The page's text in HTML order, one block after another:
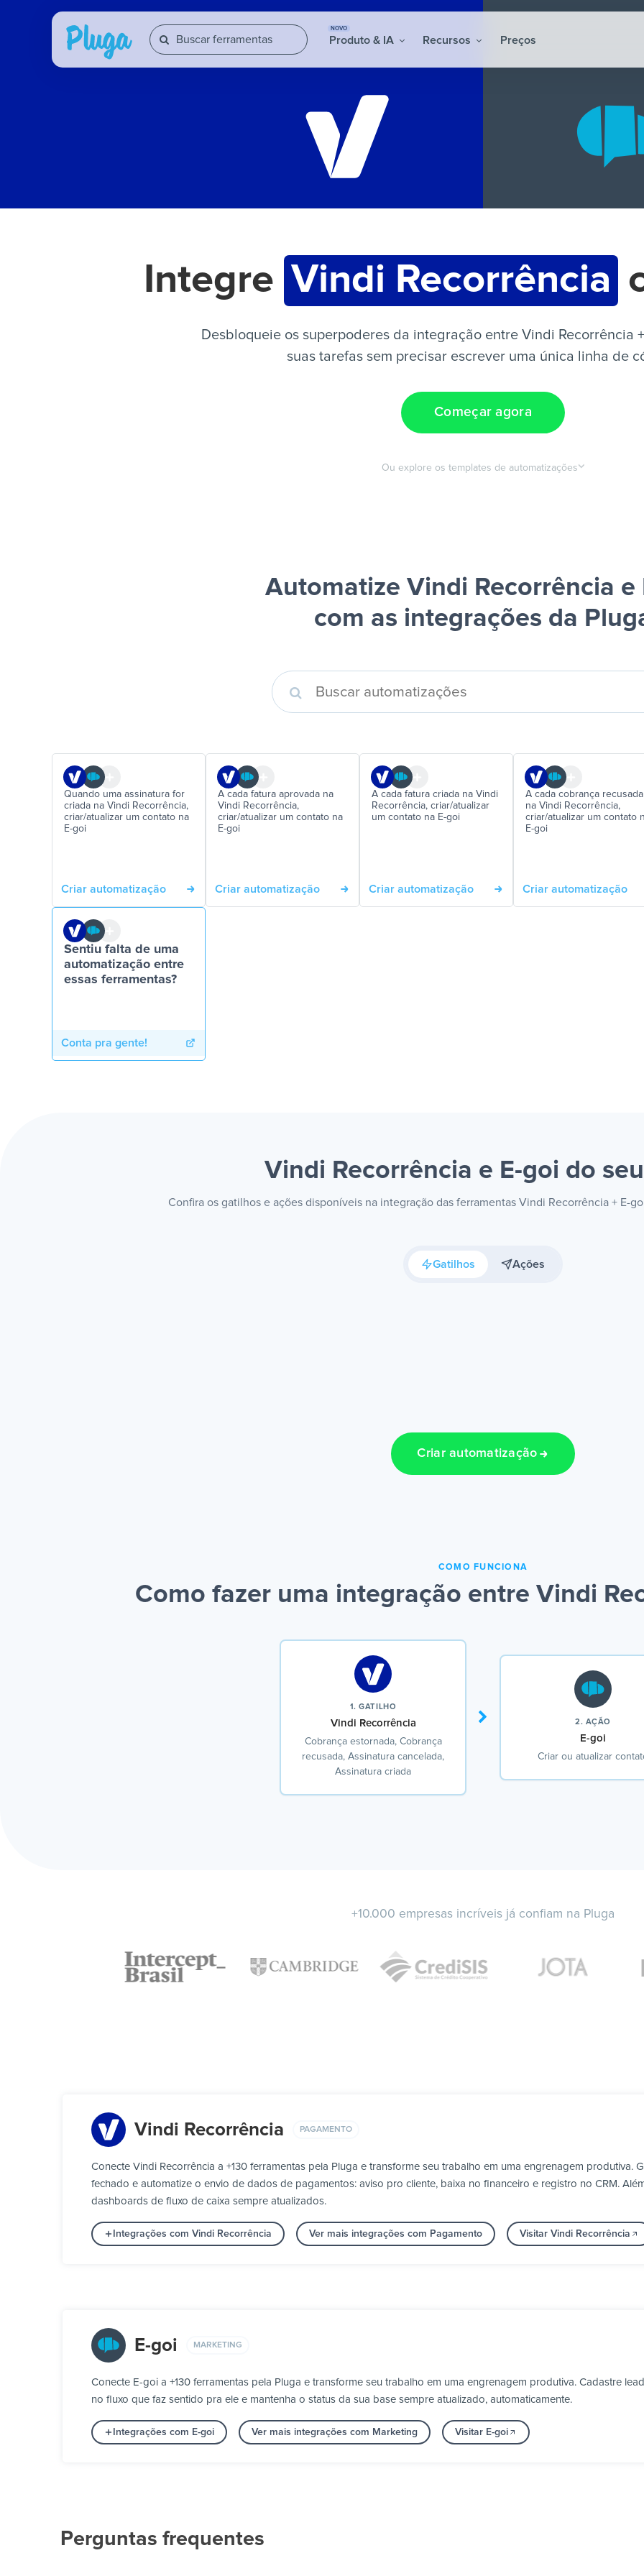
NOVO
Produto & IA Recursos Preços
Integre Vindi Recorrência
Desbloqueie os superpoderes da integração entre Vindi Recorrência
suas tarefas sem precisar escrever uma única linha de
Começar agora
Ou explore os templates de automatizações
Automatize Vindi Recorrência e
com as integrações da
Quando uma assinatura for
criada na Vindi Recorrência,
criar/atualizar um contato na
E-goi
Criar automatização
A cada fatura aprovada na
Vindi Recorrência,
criar/atualizar um contato na
E-goi
Criar automatização
A cada fatura criada na Vindi
Recorrência, criar/atualizar
um contato na E-goi
Criar automatização
A cada cobrança recusada
na Vindi Recorrência,
criar/atualizar um contato
E-goi
Criar automatização
Sentiu falta de uma
automatização entre
essas ferramentas?
Conta pra gente!
Vindi Recorrência e E-goi do
Confira os gatilhos e ações disponíveis na integração das ferramentas Vindi Recorrência + E-
Gatilhos Ações
Criar automatização
COMO FUNCIONA
Como fazer uma integração entre Vindi
1. GATILHO
Vindi Recorrência
Cobrança estornada, Cobrança
recusada, Assinatura cancelada,
Assinatura criada
2. AÇÃO
E-goi
Criar ou atualizar
+10.000 empresas incríveis já confiam na Pluga
Vindi Recorrência PAGAMENTO
Conecte Vindi Recorrência a +130 ferramentas pela Pluga e transforme seu trabalho em uma engrenagem produtiva.
fechado e automatize o envio de dados de pagamentos: aviso pro cliente, baixa no financeiro e registro no CRM.
dashboards de fluxo de caixa sempre atualizados.
Integrações com Vindi Recorrência Ver mais integrações com Pagamento Visitar Vindi Recorrência
E-goi MARKETING
Conecte E-goi a +130 ferramentas pela Pluga e transforme seu trabalho em uma engrenagem produtiva. Cadastre
no fluxo que faz sentido pra ele e mantenha o status da sua base sempre atualizado, automaticamente.
Integrações com E-goi Ver mais integrações com Marketing Visitar E-goi
Perguntas frequentes